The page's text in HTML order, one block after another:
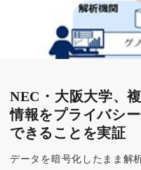
NEC・大阪大学、
情報をプライバシ
できることを実証
データを暗号化したまま解